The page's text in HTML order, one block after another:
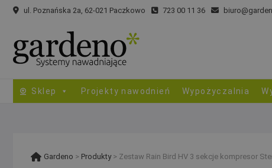
Skip
ul. Poznańska 2a, 62-021 Paczkowo 723 00 11 36
Sklep Projekty nawodnień Wypożyczalnia
Gardeno > Produkty> Zestaw Rain Bird HV 3 sekcje kompresor